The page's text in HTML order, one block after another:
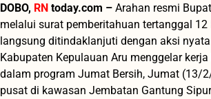
DOBO, RN today.com – Arahan resmi
melalui surat pemberitahuan tertanggal 12
langsung ditindaklanjuti dengan aksi
Kabupaten Kepulauan Aru menggelar
dalam program Jumat Bersih, Jumat (13/
pusat di kawasan Jembatan Gantung